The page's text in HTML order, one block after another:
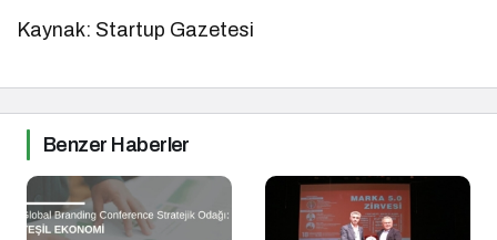
Kaynak: Startup Gazetesi
Benzer Haberler